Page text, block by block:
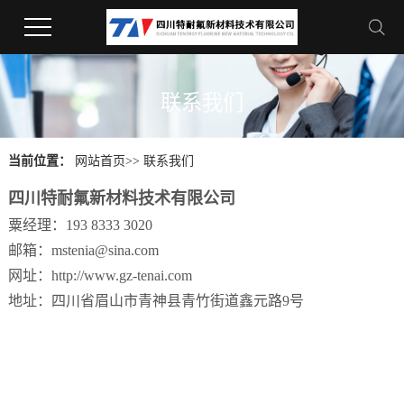
联系我们
当前位置： 网站首页>> 联系我们
四川特耐氟新材料技术有限公司
粟经理：193 8333 3020
邮箱：mstenia@sina.com
网址：http://www.gz-tenai.com
地址：四川省眉山市青神县青竹街道鑫元路9号